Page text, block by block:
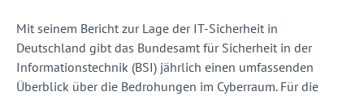
Mit seinem Bericht zur Lage der IT-Sicherheit in
Deutschland gibt das Bundesamt für Sicherheit in der
Informationstechnik (BSI) jährlich einen umfassenden
Überblick über die Bedrohungen im Cyberraum. Für die